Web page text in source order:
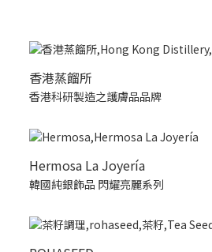
香港蒸餾所
香港科研製造之護膚品品牌
Hermosa La Joyería
韓國純銀飾品 閃耀亮麗系列